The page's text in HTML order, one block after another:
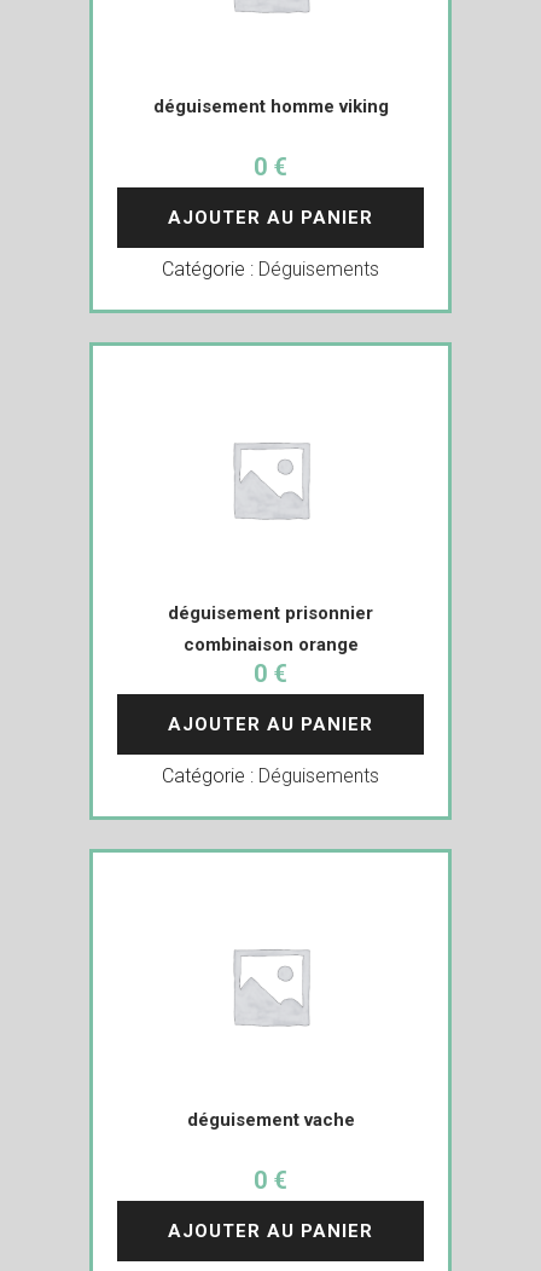
déguisement homme viking
0 €
AJOUTER AU PANIER
Catégorie : Déguisements
déguisement prisonnier
combinaison orange
0 €
AJOUTER AU PANIER
Catégorie : Déguisements
déguisement vache
0 €
AJOUTER AU PANIER